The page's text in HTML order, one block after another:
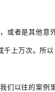
或者是其他意
千上万次。所
们以往的案例